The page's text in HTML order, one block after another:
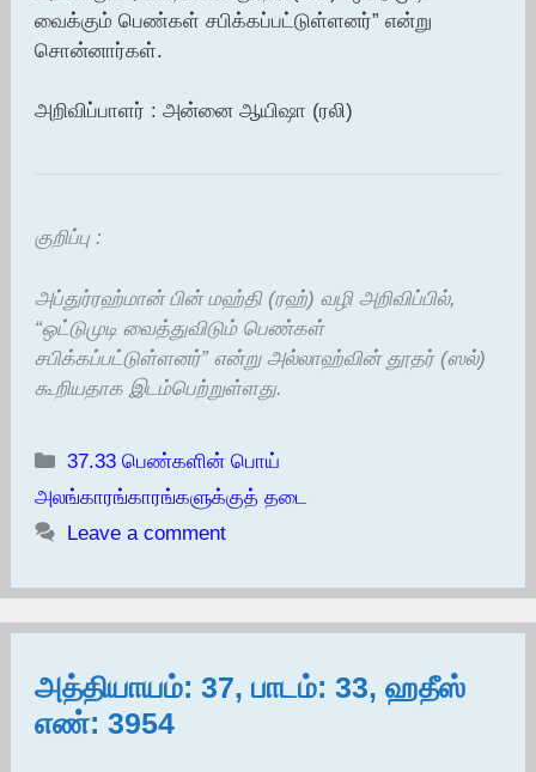
வைக்கும் பெண்கள் சபிக்கப்பட்டுள்ளனர்” என்று
சொன்னார்கள்.
அறிவிப்பாளர் : அன்னை ஆயிஷா (ரலி)
குறிப்பு :
அப்துர்ரஹ்மான் பின் மஹ்தி (ரஹ்) வழி அறிவிப்பில்,
“ஒட்டுமுடி வைத்துவிடும் பெண்கள்
சபிக்கப்பட்டுள்ளனர்” என்று அல்லாஹ்வின் தூதர் (ஸல்)
கூறியதாக இடம்பெற்றுள்ளது.
Categories
37.33 பெண்களின் பொய்
அலங்காரங்காரங்களுக்குத் தடை
Leave a comment
அத்தியாயம்: 37, பாடம்: 33, ஹதீஸ்
எண்: 3954